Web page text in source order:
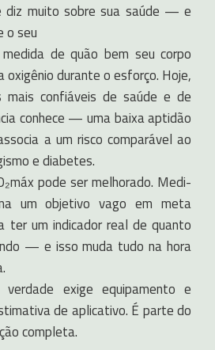
diz muito sobre sua saúde — e
o seu
de quão bem seu corpo
durante o esforço. Hoje,
mais confiáveis de saúde e de
conhece — uma baixa aptidão
a um risco comparável ao
e diabetes.
pode ser melhorado. Medi-
um objetivo vago em meta
ter um indicador real de quanto
— e isso muda tudo na hora
exige equipamento e
de aplicativo. É parte do
completa.